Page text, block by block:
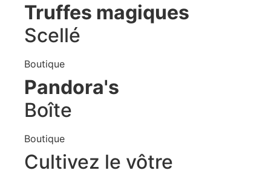
Truffes magiques
Scellé
Boutique
Pandora's
Boîte
Boutique
Cultivez le vôtre